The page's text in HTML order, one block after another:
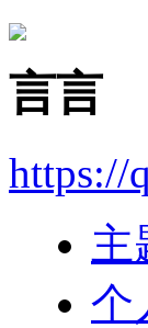
言言
https://
主
个